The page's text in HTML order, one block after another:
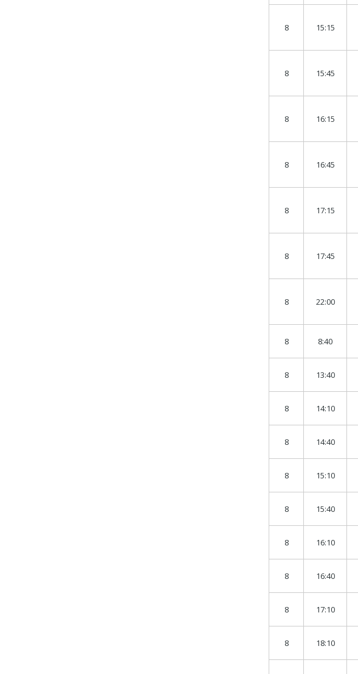
8 15:15
8 15:45
8 16:15
8 16:45
8 17:15
8 17:45
8 22:00
8 8:40
8 13:40
8 14:10
8 14:40
8 15:10
8 15:40
8 16:10
8 16:40
8 17:10
8 18:10